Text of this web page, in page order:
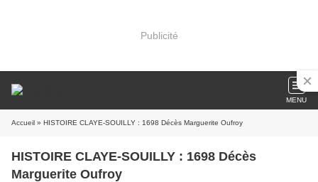
Publicité
MENU
Accueil » HISTOIRE CLAYE-SOUILLY : 1698 Décès Marguerite Oufroy
HISTOIRE CLAYE-SOUILLY : 1698 Décès
Marguerite Oufroy